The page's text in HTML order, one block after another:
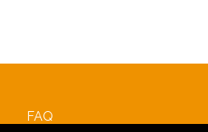
FAQ